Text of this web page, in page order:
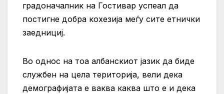
градоначалник на Гостивар успеал да
постигне добра кохезија меѓу сите етнички
заеднициј.
Во однос на тоа албанскиот јазик да биде
службен на цела територија, вели дека
демографијата е ваква каква што е и дека